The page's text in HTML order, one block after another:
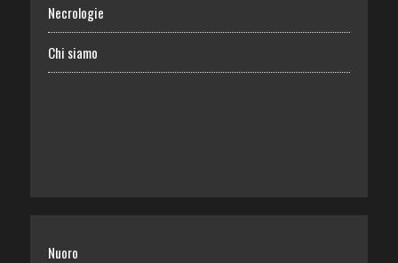
Necrologie
Chi siamo
Nuoro